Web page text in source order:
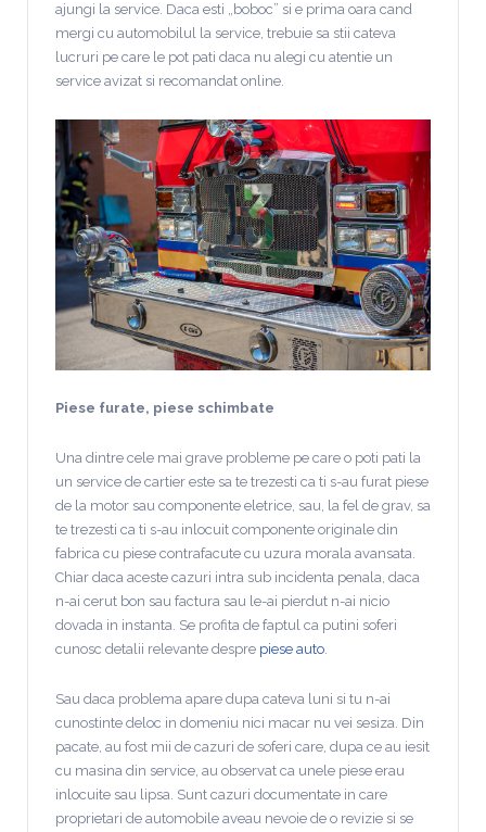
ajungi la service. Daca esti „boboc” si e prima oara cand
mergi cu automobilul la service, trebuie sa stii cateva
lucruri pe care le pot pati daca nu alegi cu atentie un
service avizat si recomandat online.
Piese furate, piese schimbate
Una dintre cele mai grave probleme pe care o poti pati la
un service de cartier este sa te trezesti ca ti s-au furat piese
de la motor sau componente eletrice, sau, la fel de grav, sa
te trezesti ca ti s-au inlocuit componente originale din
fabrica cu piese contrafacute cu uzura morala avansata.
Chiar daca aceste cazuri intra sub incidenta penala, daca
n-ai cerut bon sau factura sau le-ai pierdut n-ai nicio
dovada in instanta. Se profita de faptul ca putini soferi
cunosc detalii relevante despre piese auto
Sau daca problema apare dupa cateva luni si tu n-ai
cunostinte deloc in domeniu nici macar nu vei sesiza. Din
pacate, au fost mii de cazuri de soferi care, dupa ce au iesit
cu masina din service, au observat ca unele piese erau
inlocuite sau lipsa. Sunt cazuri documentate in care
proprietari de automobile aveau nevoie de o revizie si se